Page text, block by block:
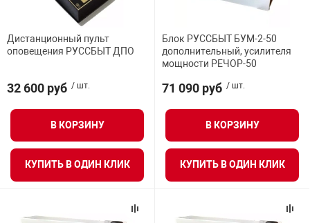
Дистанционный пульт
оповещения РУССБЫТ ДПО
32 600 руб / шт.
В КОРЗИНУ
КУПИТЬ В ОДИН КЛИК
Блок РУССБЫТ БУМ-2-50
дополнительный, усилителя
мощности РЕЧОР-50
71 090 руб / шт.
В КОРЗИНУ
КУПИТЬ В ОДИН КЛИК